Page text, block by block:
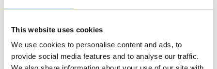
This website uses cookies
We use cookies to personalise content and ads, to
provide social media features and to analyse our traffic.
effettuerà un sopralluogo dell'edificio e raccoglierà
sopralluogo, il tecnico esaminerà l'isolamento, i
sistemi di riscaldamento e raffreddamento, le finestre
e le porte, e altri elementi che influenzano l'efficienza
energetica dell'edificio.